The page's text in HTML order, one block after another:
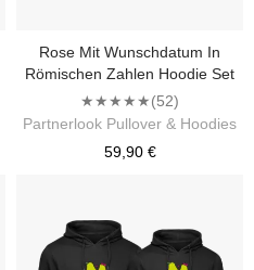
Rose Mit Wunschdatum In
Römischen Zahlen Hoodie Set
★★★★★(52)
Partnerlook Pullover & Hoodies
59,90 €